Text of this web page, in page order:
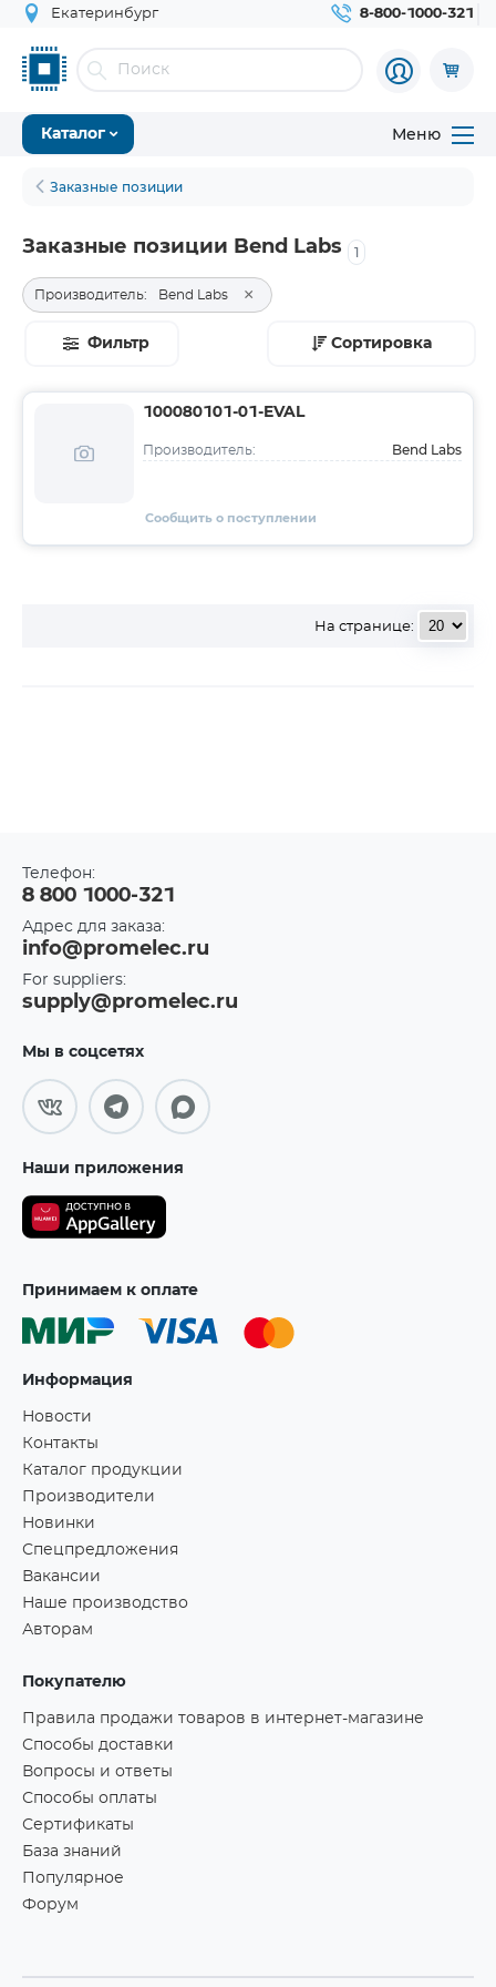
Екатеринбург 8-800-1000-321
Каталог Меню
Заказные позиции
Заказные позиции Bend Labs 1
Производитель: Bend Labs ×
Фильтр Сортировка
100080101-01-EVAL
Производитель: Bend Labs
Сообщить о поступлении
На странице:
Телефон:
8 800 1000-321
Адрес для заказа:
info@promelec.ru
For suppliers:
supply@promelec.ru
Мы в соцсетях
Наши приложения
Принимаем к оплате
Информация
Новости
Контакты
Каталог продукции
Производители
Новинки
Спецпредложения
Вакансии
Наше производство
Авторам
Покупателю
Правила продажи товаров в интернет-магазине
Способы доставки
Вопросы и ответы
Способы оплаты
Сертификаты
База знаний
Популярное
Форум